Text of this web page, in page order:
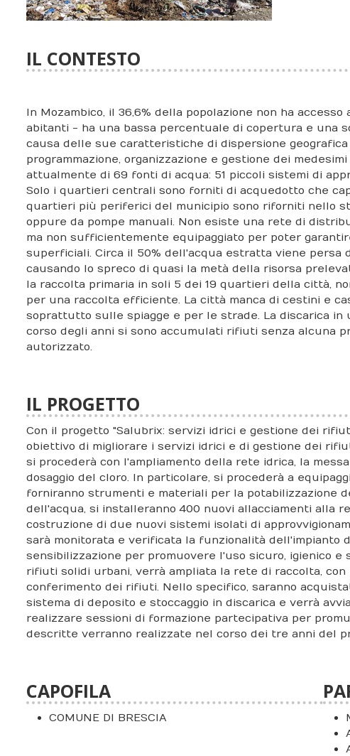
IL CONTESTO
In Mozambico, il 36,6% della popolazione non ha
abitanti - ha una bassa percentuale di copertura e una
causa delle sue caratteristiche di dispersione
programmazione, organizzazione e gestione dei
attualmente di 69 fonti di acqua: 51 piccoli sistemi di
Solo i quartieri centrali sono forniti di acquedotto che
quartieri più periferici del municipio sono riforniti nello
oppure da pompe manuali. Non esiste una rete di
ma non sufficientemente equipaggiato per poter
superficiali. Circa il 50% dell'acqua estratta viene
causando lo spreco di quasi la metà della risorsa
la raccolta primaria in soli 5 dei 19 quartieri della città,
per una raccolta efficiente. La città manca di cestini e
soprattutto sulle spiagge e per le strade. La discarica
corso degli anni si sono accumulati rifiuti senza alcuna
autorizzato.
IL PROGETTO
Con il progetto "Salubrix: servizi idrici e gestione dei
obiettivo di migliorare i servizi idrici e di gestione dei
si procederà con l'ampliamento della rete idrica, la
dosaggio del cloro. In particolare, si procederà a
forniranno strumenti e materiali per la potabilizzazione
dell'acqua, si installeranno 400 nuovi allacciamenti alla
costruzione di due nuovi sistemi isolati di
sarà monitorata e verificata la funzionalità dell'impianto
sensibilizzazione per promuovere l'uso sicuro, igienico
rifiuti solidi urbani, verrà ampliata la rete di raccolta,
conferimento dei rifiuti. Nello specifico, saranno
sistema di deposito e stoccaggio in discarica e verrà
realizzare sessioni di formazione partecipativa per
descritte verranno realizzate nel corso dei tre anni del
CAPOFILA
COMUNE DI BRESCIA